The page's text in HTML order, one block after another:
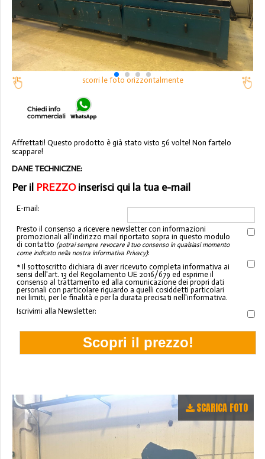
scorri le foto orizzontalmente
Affrettati! Questo prodotto è già stato visto 56 volte! Non fartelo
scappare!
DANE TECHNICZNE:
Per il PREZZOinserisci qui la tua e-mail
E-mail:
Presto il consenso a ricevere newsletter con informazioni
promozionali all'indirizzo mail riportato sopra in questo modulo
di contatto (potrai sempre revocare il tuo consenso in qualsiasi momento
come indicato nella nostra informativa Privacy):
* Il sottoscritto dichiara di aver ricevuto completa informativa ai
sensi dell'art. 13 del Regolamento UE 2016/679 ed esprime il
consenso al trattamento ed alla comunicazione dei propri dati
personali con particolare riguardo a quelli cosiddetti particolari
nei limiti, per le finalità e per la durata precisati nell'informativa.
Iscrivimi alla Newsletter:
SCARICA FOTO